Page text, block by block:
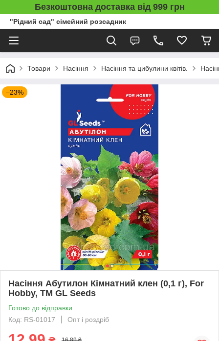
Безкоштовна доставка від 999 грн
"Рідний сад" сімейний розсадник
Товари Насіння Насіння та цибулини квітів.
–23%
Насіння Абутилон Кімнатний клен (0,1 г), For
Hobby, TM GL Seeds
Готово до відправки
Код: RS-01017
Опт і роздріб